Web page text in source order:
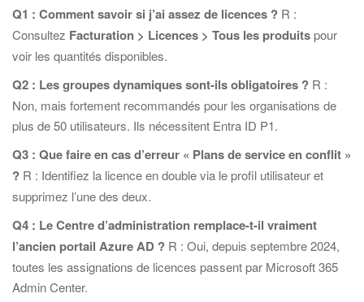
Q1 : Comment savoir si j’ai assez de licences ? R :
Consultez Facturation > Licences > Tous les produitspour
voir les quantités disponibles.
Q2 : Les groupes dynamiques sont-ils obligatoires ? R :
Non, mais fortement recommandés pour les organisations de
plus de 50 utilisateurs. Ils nécessitent Entra ID P1.
Q3 : Que faire en cas d’erreur « Plans de service en conflit »
? R : Identifiez la licence en double via le profil utilisateur et
supprimez l’une des deux.
Q4 : Le Centre d’administration remplace-t-il vraiment
l’ancien portail Azure AD ? R : Oui, depuis septembre 2024,
toutes les assignations de licences passent par Microsoft 365
Admin Center.